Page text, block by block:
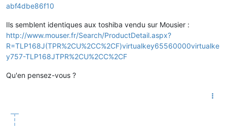
abf4dbe86f10
Ils semblent identiques aux toshiba vendu sur Mousier :
http://www.mouser.fr/Search/ProductDetail.aspx?
R=TLP168J(TPR%2CU%2CC%2CF)virtualkey65560000virtualke
y757-TLP168JTPR%2CU%2CC%2CF
Qu'en pensez-vous ?